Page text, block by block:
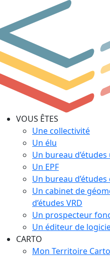
VOUS ÊTES
Une collectivité
Un élu
Un bureau
Un EPF
Un bureau
Un cabinet de
d’études VRD
Un prospecteur
Un éditeur de
CARTO
Mon Territoire